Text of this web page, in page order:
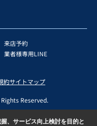
来店予約
業者様専用LINE
約サイトマップ
Reserved.
、サービス向上検討を目的と